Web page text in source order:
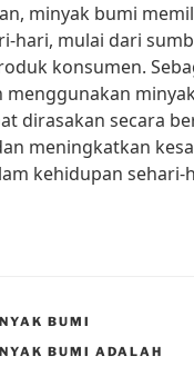
minyak bumi
hari, mulai dari
konsumen.
menggunakan
dirasakan secara
meningkatkan
kehidupan sehari-
BUMI
BUMI ADALAH